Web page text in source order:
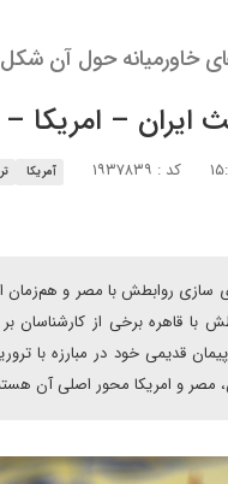
خاورمیانه حول آن
ایران – امریکا
کد : ۱۹۳۷۸۳۹ آمریکا
سازی روابطش با مصر و هم‌زمان
با قاهره برخی از کارشناسان بر
قدیمی خود در مبارزه با
مصر و امریکا محور اصلی آن